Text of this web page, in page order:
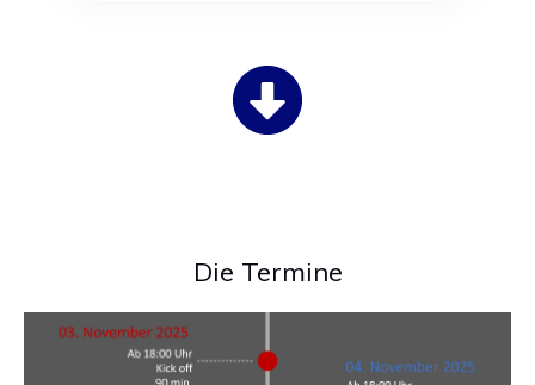
Die Termine